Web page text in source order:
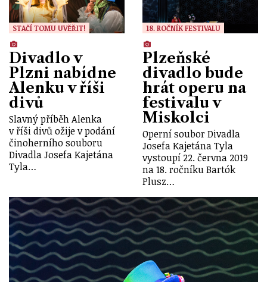
STAČÍ TOMU UVĚŘIT!
Divadlo v
Plzni nabídne
Alenku v říši
divů
Slavný příběh Alenka
v říši divů ožije v podání
činoherního souboru
Divadla Josefa Kajetána
Tyla…
18. ROČNÍK FESTIVALU
Plzeňské
divadlo bude
hrát operu na
festivalu v
Miskolci
Operní soubor Divadla
Josefa Kajetána Tyla
vystoupí 22. června 2019
na 18. ročníku Bartók
Plusz…